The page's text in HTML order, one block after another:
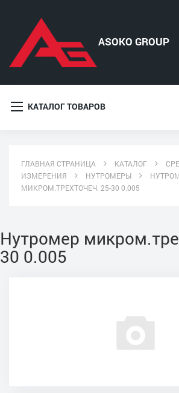
КАТАЛОГ ТОВАРОВ
ГЛАВНАЯ СТРАНИЦА КАТАЛОГ
ИЗМЕРЕНИЯ
НУТРОМЕРЫ
МИКРОМ.ТРЕХТОЧЕЧ. 25-30 0.005
Нутромер
30 0.005